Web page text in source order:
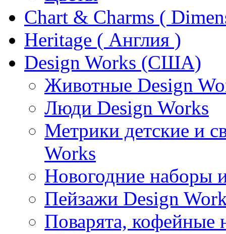
Chart & Charms (
Heritage ( Англия )
Design Works (США)
Животные Design
Люди Design Works
Метрики детские и
Works
Новогодние наборы
Пейзажи Design
Поварята, кофейные